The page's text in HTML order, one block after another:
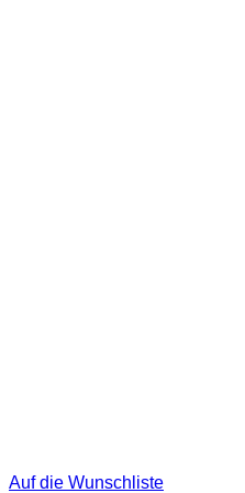
Auf die Wunschliste